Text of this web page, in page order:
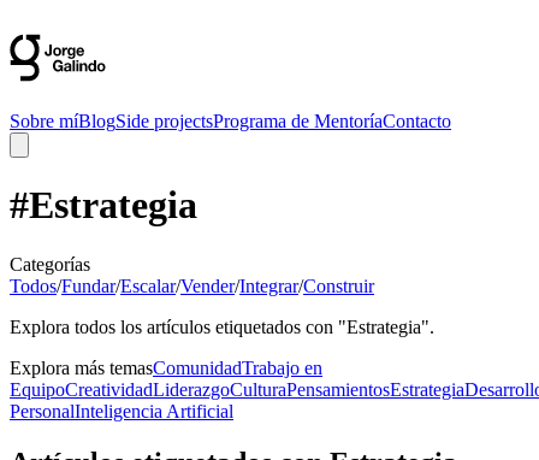
Sobre míBlogSide projectsPrograma de MentoríaContacto
#Estrategia
Categorías
Todos/Fundar/Escalar/Vender/Integrar/Construir
Explora todos los artículos etiquetados con "Estrategia".
Explora más temasComunidadTrabajo en
EquipoCreatividadLiderazgoCulturaPensamientosEstrategia
PersonalInteligencia Artificial